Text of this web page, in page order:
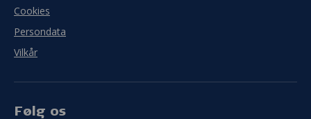
Cookies
Persondata
Vilkår
Følg os